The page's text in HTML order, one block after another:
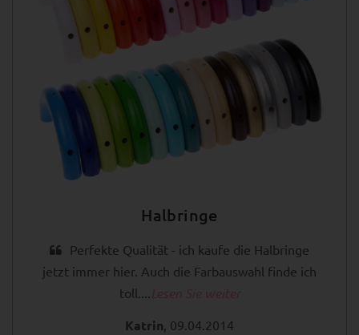
Halbringe
Perfekte Qualität - ich kaufe die Halbringe
jetzt immer hier. Auch die Farbauswahl finde ich
toll....
Katrin, 09.04.2014